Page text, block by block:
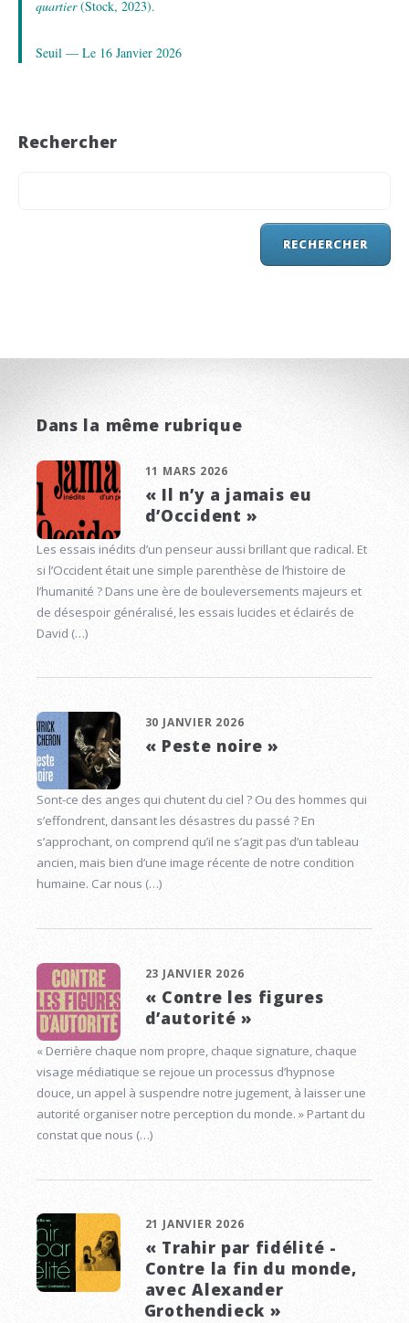
quartier(Stock, 2023).
Seuil — Le 16 Janvier 2026
Rechercher
Dans la même rubrique
11 MARS 2026
« Il n’y a jamais eu
d’Occident »
Les essais inédits d’un penseur aussi brillant que radical. Et
si l’Occident était une simple parenthèse de l’histoire de
l’humanité ? Dans une ère de bouleversements majeurs et
de désespoir généralisé, les essais lucides et éclairés de
David (…)
30 JANVIER 2026
« Peste noire »
Sont-ce des anges qui chutent du ciel ? Ou des hommes qui
s’effondrent, dansant les désastres du passé ? En
s’approchant, on comprend qu’il ne s’agit pas d’un tableau
ancien, mais bien d’une image récente de notre condition
humaine. Car nous (…)
23 JANVIER 2026
« Contre les figures
d’autorité »
« Derrière chaque nom propre, chaque signature, chaque
visage médiatique se rejoue un processus d’hypnose
douce, un appel à suspendre notre jugement, à laisser une
autorité organiser notre perception du monde. » Partant du
constat que nous (…)
21 JANVIER 2026
« Trahir par fidélité -
Contre la fin du monde,
avec Alexander
Grothendieck »